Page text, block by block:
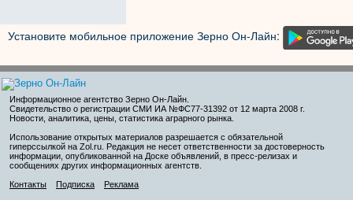
Установите мобильное приложение Зерно Он-Лайн:
Информационное агентство Зерно Он-Лайн
Свидетельство о регистрации СМИ ИА №ФС77-31392 от 12 марта 2008 г.
Новости, аналитика, цены, статистика аграрного рынка.
Использование открытых материалов разрешается с обязательной
гиперссылкой на Zol.ru. Редакция не несет ответственности за достоверность
информации, опубликованной на Доске объявлений, в пресс-релизах и
сообщениях других информационных агентств.
Контакты
Подписка Реклама